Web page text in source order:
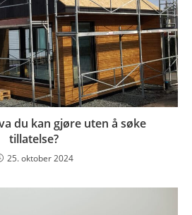
du kan gjøre uten å søke
tillatelse?
25. oktober 2024